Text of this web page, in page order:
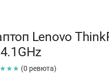
Lenovo
(0 ревюта)